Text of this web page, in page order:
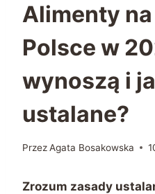
Alimenty
Polsce w
wynoszą i
ustalane?
PrzezAgata Bosakowska
Zrozum zasady